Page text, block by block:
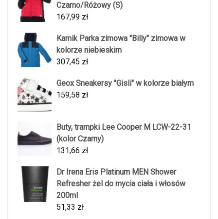
Czarno/Różowy (S)
167,99 zł
Kamik Parka zimowa "Billy" zimowa w
kolorze niebieskim
307,45 zł
Geox Sneakersy "Gisli" w kolorze białym
159,58 zł
Buty, trampki Lee Cooper M LCW-22-31
(kolor Czarny)
131,66 zł
Dr Irena Eris Platinum MEN Shower
Refresher żel do mycia ciała i włosów
200ml
51,33 zł